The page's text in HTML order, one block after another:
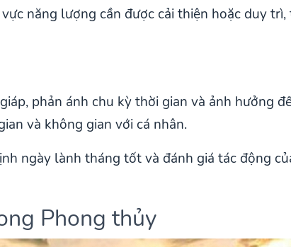
năng lượng cần được cải thiện hoặc duy
phản ánh chu kỳ thời gian và ảnh hưởng
và không gian với cá nhân.
ngày lành tháng tốt và đánh giá tác động
Phong thủy